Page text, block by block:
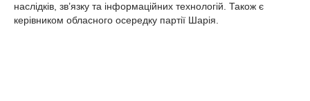
наслідків, зв’язку та інформаційних технологій. Також є
керівником обласного осередку партії Шарія.